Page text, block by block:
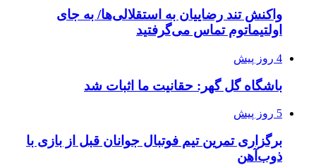
واکنش تند رضاییان به استقلالی‌ها/ به جای
اولتیماتوم تماس می‌گرفتید
4 روز پیش
باشگاه گل گهر: حقانیت ما اثبات شد
5 روز پیش
برگزاری تمرین تیم فوتبال جوانان قبل از بازی با
ذوب‌آهن